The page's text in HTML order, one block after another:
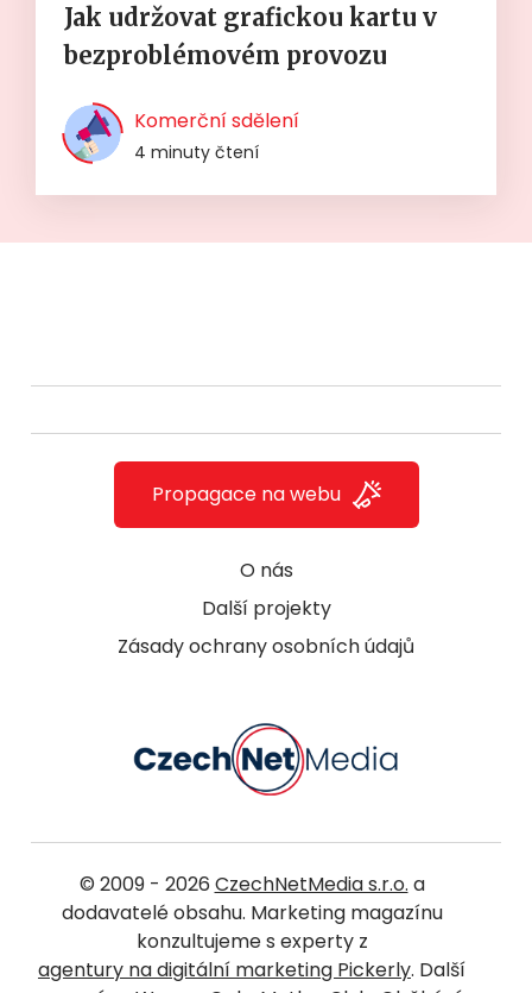
Jak udržovat grafickou kartu v
bezproblémovém provozu
Komerční sdělení
4 minuty čtení
O nás
Další projekty
Zásady ochrany osobních údajů
Propagace na webu
© 2009 - 2026 CzechNetMedia s.r.o. a
dodavatelé obsahu. Marketing magazínu
konzultujeme s experty z
agentury na digitální marketing Pickerly. Další